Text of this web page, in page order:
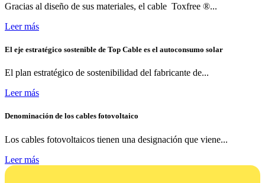
Gracias al diseño de sus materiales, el cable Toxfree ®...
Leer más
El eje estratégico sostenible de Top Cable es el autoconsumo solar
El plan estratégico de sostenibilidad del fabricante de...
Leer más
Denominación de los cables fotovoltaico
Los cables fotovoltaicos tienen una designación que viene...
Leer más